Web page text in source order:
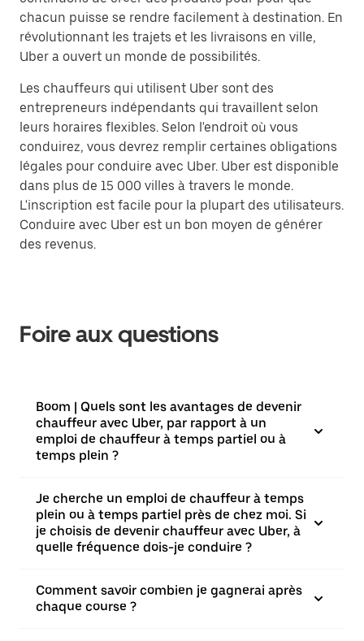
chacun puisse se rendre facilement à destination. En
révolutionnant les trajets et les livraisons en ville,
Uber a ouvert un monde de possibilités.
Les chauffeurs qui utilisent Uber sont des
entrepreneurs indépendants qui travaillent selon
leurs horaires flexibles. Selon l'endroit où vous
conduirez, vous devrez remplir certaines obligations
légales pour conduire avec Uber. Uber est disponible
dans plus de 15 000 villes à travers le monde.
L'inscription est facile pour la plupart des utilisateurs.
Conduire avec Uber est un bon moyen de générer
des revenus.
Foire aux questions
Boom | Quels sont les avantages de devenir
chauffeur avec Uber, par rapport à un
emploi de chauffeur à temps partiel ou à
temps plein ?
Je cherche un emploi de chauffeur à temps
plein ou à temps partiel près de chez moi. Si
je choisis de devenir chauffeur avec Uber, à
quelle fréquence dois-je conduire ?
Comment savoir combien je gagnerai après
chaque course ?